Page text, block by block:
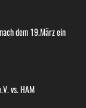
dem 19.März ein
vs. HAM